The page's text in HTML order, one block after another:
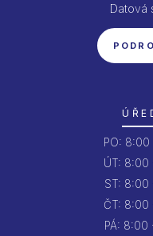
Datová
PO: 8:00
ÚT: 8:00
ST: 8:00
ČT: 8:00
PÁ: 8:00